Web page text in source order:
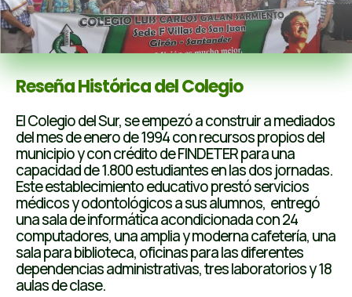
Reseña Histórica del Colegio
El Colegio del Sur, se empezó a construir a mediados
del mes de enero de 1994 con recursos propios del
municipio y con crédito de FINDETER para una
capacidad de 1.800 estudiantes en las dos jornadas.
Este establecimiento educativo prestó servicios
médicos y odontológicos a sus alumnos, entregó
una sala de informática acondicionada con 24
computadores, una amplia y moderna cafetería, una
sala para biblioteca, oficinas para las diferentes
dependencias administrativas, tres laboratorios y 18
aulas de clase.